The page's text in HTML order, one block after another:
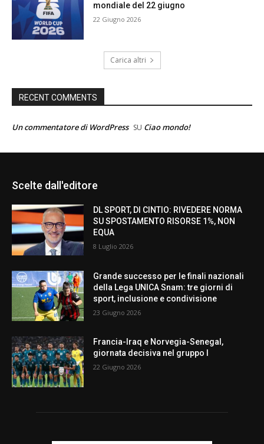
mondiale del 22 giugno
22 Giugno 2026
Carica altri
RECENT COMMENTS
Un commentatore di WordPress SU Ciao mondo!
Scelte dall'editore
DL SPORT, DI CINTIO: RIVEDERE NORMA
SU SPOSTAMENTO RISORSE 1%, NON
EQUA
8 Luglio 2026
Grande successo per le finali nazionali
della Lega UNICA Snam: tre giorni di
sport, inclusione e condivisione
23 Giugno 2026
Francia-Iraq e Norvegia-Senegal,
giornata decisiva nel gruppo I
22 Giugno 2026